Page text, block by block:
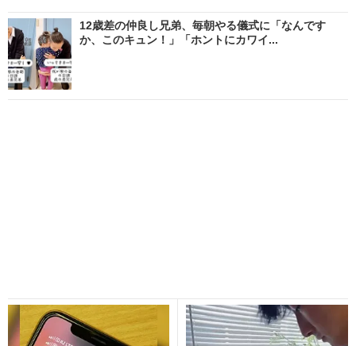
12歳差の仲良し兄弟、毎朝やる儀式に「なんです
か、このキュン！」「ホントにカワイ...